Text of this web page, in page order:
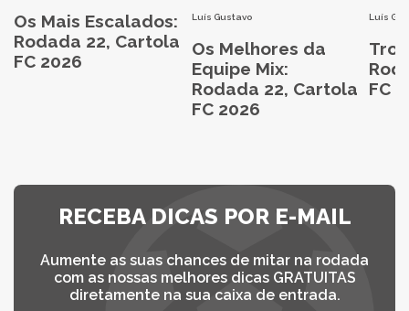
Os Mais Escalados:
Rodada 22, Cartola
FC 2026
Luís Gustavo
Os Melhores da
Equipe Mix:
Rodada 22, Cartola
FC 2026
Luís
FC
RECEBA DICAS POR E-MAIL
Aumente as suas chances de mitar na rodada
com as nossas melhores dicas GRATUITAS
diretamente na sua caixa de entrada.